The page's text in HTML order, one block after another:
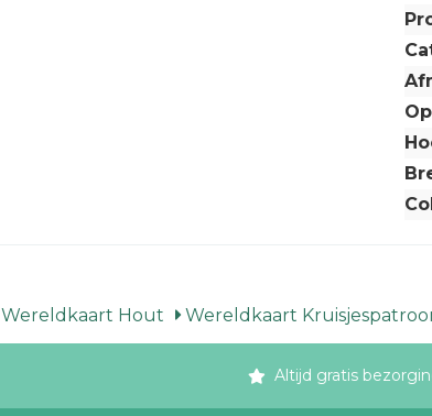
Wereldkaart Hout Wereldkaart
Altijd gratis